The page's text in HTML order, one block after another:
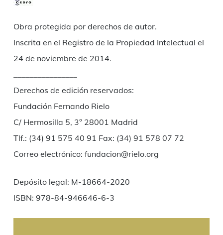
Obra protegida por derechos de autor.
Inscrita en el Registro de la Propiedad Intelectual el
24 de noviembre de 2014.
Derechos de edición reservados:
Fundación Fernando Rielo
C/ Hermosilla 5, 3° 28001 Madrid
Tlf.: (34) 91 575 40 91 Fax: (34) 91 578 07 72
Correo electrónico: fundacion@rielo.org
Depósito legal: M-18664-2020
ISBN: 978-84-946646-6-3